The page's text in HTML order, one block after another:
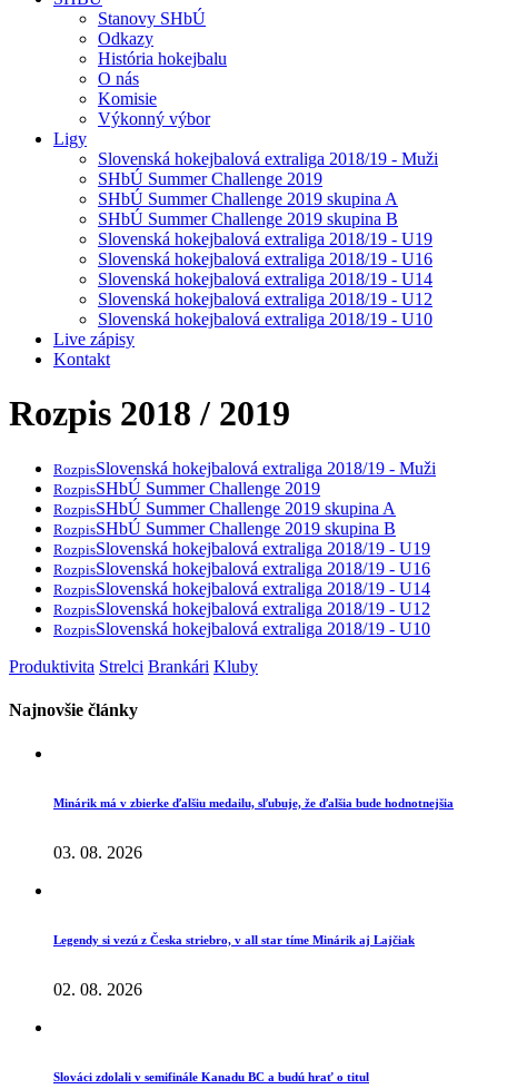
Stanovy SHbÚ
Odkazy
História hokejbalu
O nás
Komisie
Výkonný výbor
Ligy
Slovenská hokejbalová extraliga 2018/19 - Muži
SHbÚ Summer Challenge 2019
SHbÚ Summer Challenge 2019 skupina A
SHbÚ Summer Challenge 2019 skupina B
Slovenská hokejbalová extraliga 2018/19 - U19
Slovenská hokejbalová extraliga 2018/19 - U16
Slovenská hokejbalová extraliga 2018/19 - U14
Slovenská hokejbalová extraliga 2018/19 - U12
Slovenská hokejbalová extraliga 2018/19 - U10
Live zápisy
Kontakt
Rozpis 2018 / 2019
RozpisSlovenská hokejbalová extraliga 2018/19 - Muži
RozpisSHbÚ Summer Challenge 2019
RozpisSHbÚ Summer Challenge 2019 skupina A
RozpisSHbÚ Summer Challenge 2019 skupina B
RozpisSlovenská hokejbalová extraliga 2018/19 - U19
RozpisSlovenská hokejbalová extraliga 2018/19 - U16
RozpisSlovenská hokejbalová extraliga 2018/19 - U14
RozpisSlovenská hokejbalová extraliga 2018/19 - U12
RozpisSlovenská hokejbalová extraliga 2018/19 - U10
Produktivita Strelci Brankári Kluby
Najnovšie články
Minárik má v zbierke ďalšiu medailu, sľubuje, že ďalšia bude hodnotnejšia
03. 08. 2026
Legendy si vezú z Česka striebro, v all star tíme Minárik aj Lajčiak
02. 08. 2026
Slováci zdolali v semifinále Kanadu BC a budú hrať o titul